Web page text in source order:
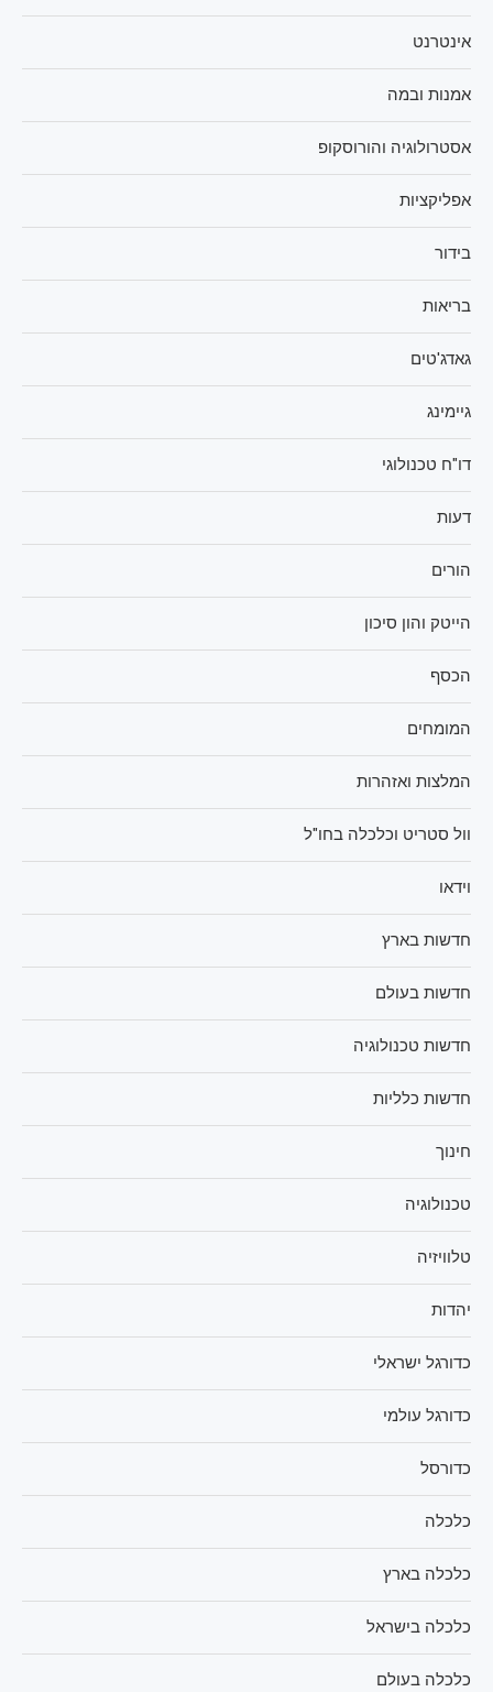
אינטרנט
אמנות ובמה
אסטרולוגיה והורוסקופ
אפליקציות
בידור
בריאות
גאדג'טים
גיימינג
דו"ח טכנולוגי
דעות
הורים
הייטק והון סיכון
הכסף
המומחים
המלצות ואזהרות
וול סטריט וכלכלה בחו"ל
וידאו
חדשות בארץ
חדשות בעולם
חדשות טכנולוגיה
חדשות כלליות
חינוך
טכנולוגיה
טלוויזיה
יהדות
כדורגל ישראלי
כדורגל עולמי
כדורסל
כלכלה
כלכלה בארץ
כלכלה בישראל
כלכלה בעולם